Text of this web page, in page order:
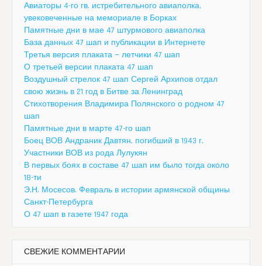
Авиаторы 4-го гв. истребительного авиаполка,
увековеченные на мемориале в Борках
Памятные дни в мае 47 штурмового авиаполка
База данных 47 шап и публикации в Интернете
Третья версия плаката — летчики 47 шап
О третьей версии плаката 47 шап
Воздушный стрелок 47 шап Сергей Архипов отдал
свою жизнь в 21 год в Битве за Ленинград
Стихотворения Владимира Полянского о родном 47
шап
Памятные дни в марте 47-го шап
Боец ВОВ Андраник Давтян, погибший в 1943 г.
Участники ВОВ из рода Лулукян
В первых боях в составе 47 шап им было тогда около
18-ти
Э.Н. Мосесов. Февраль в истории армянской общины
Санкт-Петербурга
О 47 шап в газете 1947 года
СВЕЖИЕ КОММЕНТАРИИ